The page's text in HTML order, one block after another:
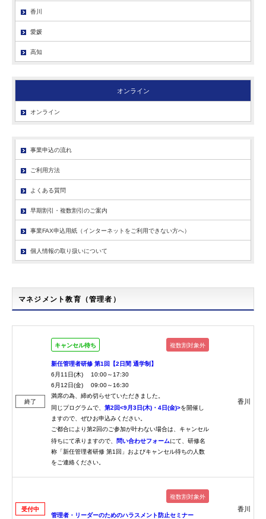
香川
愛媛
高知
オンライン
オンライン
事業申込の流れ
ご利用方法
よくある質問
早期割引・複数割引のご案内
事業FAX申込用紙（インターネットをご利用できない方へ）
個人情報の取り扱いについて
マネジメント教育（管理者）
終了
キャンセル待ち 複数割対象外
新任管理者研修 第1回【2日間 通学制】
6月11日(木) 10:00～17:30
6月12日(金) 09:00～16:30
満席の為、締め切らせていただきました。
同じプログラムで、 第2回<9月3日(木)・4日(金)>を開催し
ますので、ぜひお申込みください。
ご都合により第2回のご参加が叶わない場合は、キャンセル
待ちにて承りますので、 問い合わせフォームにて、研修名
称「新任管理者研修 第1回」およびキャンセル待ちの人数
をご連絡ください。
香川
受付中
複数割対象外
管理者・リーダーのためのハラスメント防止セミナー
香川